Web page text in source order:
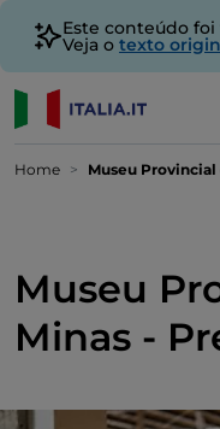
Este conteúdo
Veja o texto
Home Museu Provincial
Museu
Minas -